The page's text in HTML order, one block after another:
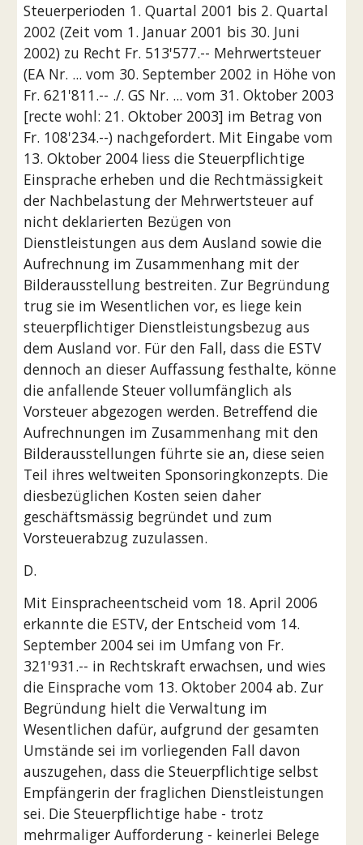
Steuerperioden 1. Quartal 2001 bis 2. Quartal
2002 (Zeit vom 1. Januar 2001 bis 30. Juni
2002) zu Recht Fr. 513'577.-- Mehrwertsteuer
(EA Nr. ... vom 30. September 2002 in Höhe von
Fr. 621'811.-- ./. GS Nr. ... vom 31. Oktober 2003
[recte wohl: 21. Oktober 2003] im Betrag von
Fr. 108'234.--) nachgefordert. Mit Eingabe vom
13. Oktober 2004 liess die Steuerpflichtige
Einsprache erheben und die Rechtmässigkeit
der Nachbelastung der Mehrwertsteuer auf
nicht deklarierten Bezügen von
Dienstleistungen aus dem Ausland sowie die
Aufrechnung im Zusammenhang mit der
Bilderausstellung bestreiten. Zur Begründung
trug sie im Wesentlichen vor, es liege kein
steuerpflichtiger Dienstleistungsbezug aus
dem Ausland vor. Für den Fall, dass die ESTV
dennoch an dieser Auffassung festhalte, könne
die anfallende Steuer vollumfänglich als
Vorsteuer abgezogen werden. Betreffend die
Aufrechnungen im Zusammenhang mit den
Bilderausstellungen führte sie an, diese seien
Teil ihres weltweiten Sponsoringkonzepts. Die
diesbezüglichen Kosten seien daher
geschäftsmässig begründet und zum
Vorsteuerabzug zuzulassen.
D.
Mit Einspracheentscheid vom 18. April 2006
erkannte die ESTV, der Entscheid vom 14.
September 2004 sei im Umfang von Fr.
321'931.-- in Rechtskraft erwachsen, und wies
die Einsprache vom 13. Oktober 2004 ab. Zur
Begründung hielt die Verwaltung im
Wesentlichen dafür, aufgrund der gesamten
Umstände sei im vorliegenden Fall davon
auszugehen, dass die Steuerpflichtige selbst
Empfängerin der fraglichen Dienstleistungen
sei. Die Steuerpflichtige habe - trotz
mehrmaliger Aufforderung - keinerlei Belege